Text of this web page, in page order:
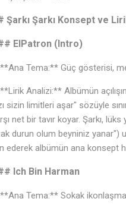
Şarkı Şarkı Konsept ve
ElPatron (Intro)
Tema:** Güç gösterisi,
Analizi:** Albümün
sizin limitleri aşar" sözüyle
net bir tavır koyar. Şarkı,
durun olum beyniniz yanar")
ederek albümün ana konsept
Ich Bin Harman
Tema:** Sokak